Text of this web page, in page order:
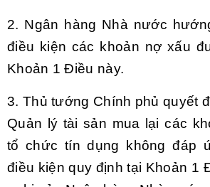
2. Ngân hàng Nhà nước
điều kiện các khoản nợ xấu
Khoản 1 Điều này.
3. Thủ tướng Chính phủ quyết
Quản lý tài sản mua lại các
tổ chức tín dụng không đáp
điều kiện quy định tại Khoản 1